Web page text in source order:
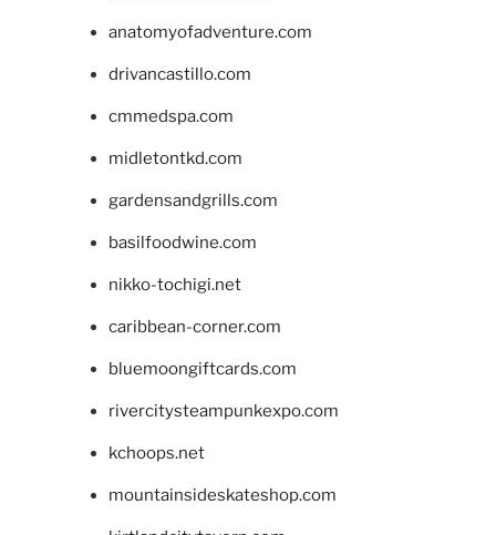
anatomyofadventure.com
drivancastillo.com
cmmedspa.com
midletontkd.com
gardensandgrills.com
basilfoodwine.com
nikko-tochigi.net
caribbean-corner.com
bluemoongiftcards.com
rivercitysteampunkexpo.com
kchoops.net
mountainsideskateshop.com